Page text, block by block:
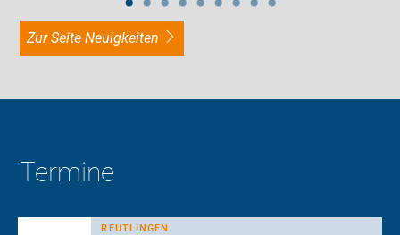
zur Seite Neuigkeiten
Termine
REUTLINGEN